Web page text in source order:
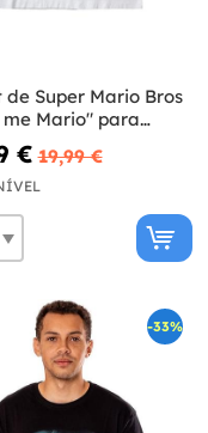
de Super Mario Bros
Mario" para
€ 19,99 €
-33%